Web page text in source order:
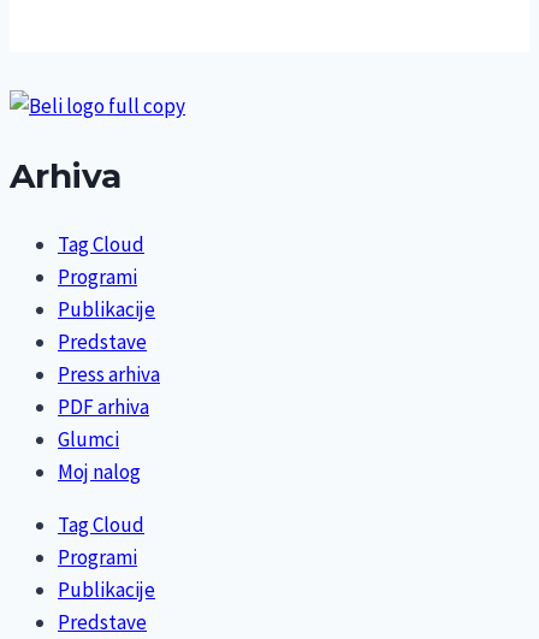
Arhiva
Tag Cloud
Programi
Publikacije
Predstave
Press arhiva
PDF arhiva
Glumci
Moj nalog
Tag Cloud
Programi
Publikacije
Predstave